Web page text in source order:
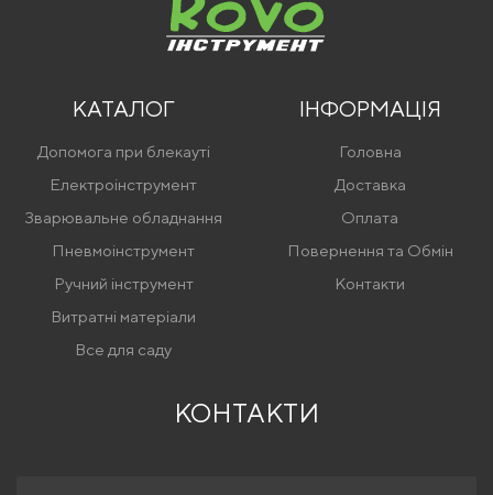
КАТАЛОГ
Допомога при блекауті
Електроінструмент
Зварювальне обладнання
Пневмоінструмент
Ручний інструмент
Витратні матеріали
Все для саду
ІНФОРМАЦІЯ
Головна
Доставка
Оплата
Повернення та Обмін
Контакти
КОНТАКТИ